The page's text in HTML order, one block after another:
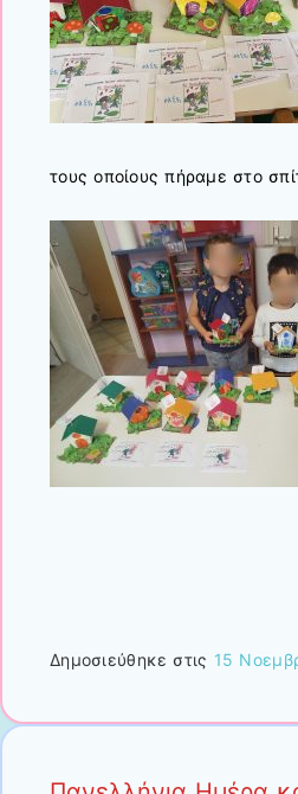
τους οποίους πήραμε στο
Δημοσιεύθηκε στις 15